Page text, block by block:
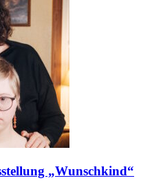
„Wunschkind“